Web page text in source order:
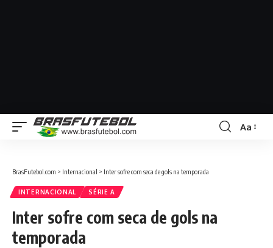
Aa
BrasFutebol.com > Internacional > Inter sofre com seca de gols na temporada
INTERNACIONAL SÉRIE A
Inter sofre com seca de gols na
temporada